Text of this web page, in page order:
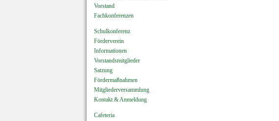
Vorstand
Fachkonferenzen
Schulkonferenz
Förderverein
Informationen
Vorstandsmitglieder
Satzung
Fördermaßnahmen
Mitgliederversammlung
Kontakt & Anmeldung
Cafeteria